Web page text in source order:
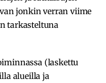
jonkin verran viime
tarkasteltuna
(laskettu
alueilla ja